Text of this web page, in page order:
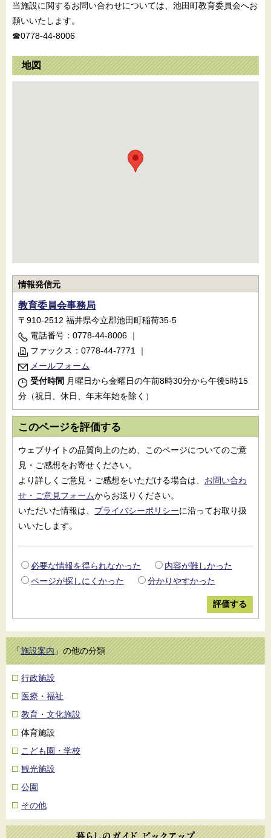
当施設に関するお問い合わせについては、池田町教育委員会へお
願いいたします。
☎0778-44-8006
地図
情報発信元
教育委員会事務局
〒910-2512 福井県今立郡池田町稲荷35-5
電話番号：0778-44-8006 ｜
ファックス：0778-44-7771
｜
メールフォーム
受付時間 月曜日から金曜日の午前8時30分から午後5時15
分（祝日、休日、年末年始を除く）
このページを評価する
ウェブサイトの品質向上のため、このページについてのご意
見・ご感想をお寄せください。
より詳しくご意見・ご感想をいただける場合は、 お問い合わ
せ・ご意見フォームからお送りください。
いただいた情報は、 プライバシーポリシーに沿ってお取り扱
いいたします。
必要な情報を得られなかった
内容が難しかった
ページが探しにくかった
分かりやすかった
「施設案内」の他の分類
行政施設
医療・福祉
教育・文化施設
体育施設
こども園・学校
観光施設
公園
その他